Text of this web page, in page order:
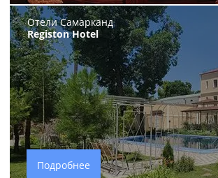
Отели Самарканд
Registon Hotel
Подробнее